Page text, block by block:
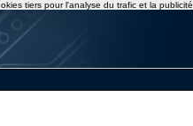
tiers pour l'analyse du trafic et la publicité